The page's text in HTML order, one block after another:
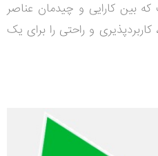
بین کارایی و چیدمان عناصر
و راحتی را برای یک